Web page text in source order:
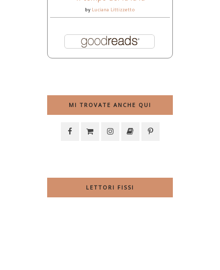
by Luciana Littizzetto
MI TROVATE ANCHE QUI
LETTORI FISSI